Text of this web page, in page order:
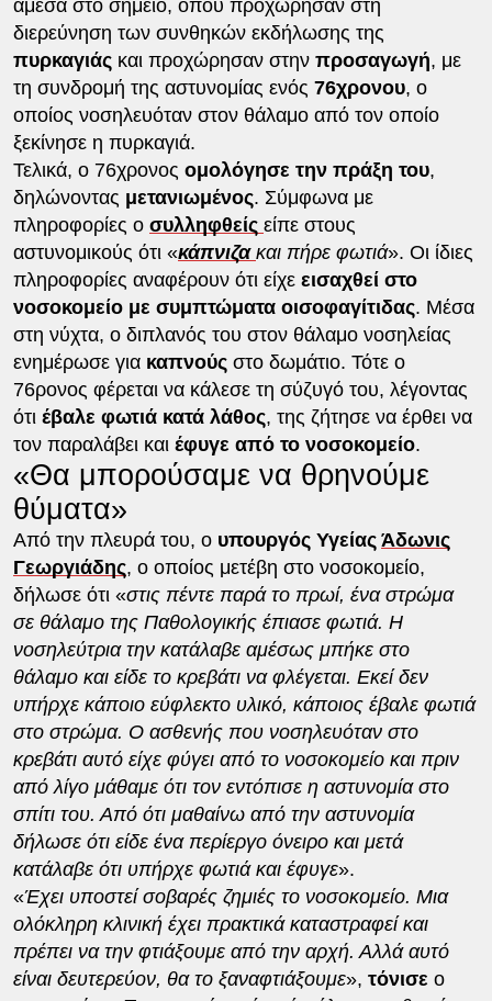
άμεσα στο σημείο, όπου προχώρησαν στη
διερεύνηση των συνθηκών εκδήλωσης της
πυρκαγιάς και προχώρησαν στην προσαγωγή, με
τη συνδρομή της αστυνομίας ενός 76χρονου, ο
οποίος νοσηλευόταν στον θάλαμο από τον οποίο
ξεκίνησε η πυρκαγιά.
Τελικά, ο 76χρονος ομολόγησε την πράξη του,
δηλώνοντας μετανιωμένος. Σύμφωνα με
πληροφορίες ο συλληφθείς είπε στους
αστυνομικούς ότι «κάπνιζα και πήρε φωτιά». Οι ίδιες
πληροφορίες αναφέρουν ότι είχε εισαχθεί στο
νοσοκομείο με συμπτώματα οισοφαγίτιδας. Μέσα
στη νύχτα, ο διπλανός του στον θάλαμο νοσηλείας
ενημέρωσε για καπνούς στο δωμάτιο. Τότε ο
76ρονος φέρεται να κάλεσε τη σύζυγό του, λέγοντας
ότι έβαλε φωτιά κατά λάθος, της ζήτησε να έρθει να
τον παραλάβει και έφυγε από το νοσοκομείο.
«Θα μπορούσαμε να θρηνούμε
θύματα»
Από την πλευρά του, ο υπουργός Υγείας Άδωνις
Γεωργιάδης, ο οποίος μετέβη στο νοσοκομείο,
δήλωσε ότι «στις πέντε παρά το πρωί, ένα στρώμα
σε θάλαμο της Παθολογικής έπιασε φωτιά. Η
νοσηλεύτρια την κατάλαβε αμέσως μπήκε στο
θάλαμο και είδε το κρεβάτι να φλέγεται. Εκεί δεν
υπήρχε κάποιο εύφλεκτο υλικό, κάποιος έβαλε φωτιά
στο στρώμα. Ο ασθενής που νοσηλευόταν στο
κρεβάτι αυτό είχε φύγει από το νοσοκομείο και πριν
από λίγο μάθαμε ότι τον εντόπισε η αστυνομία στο
σπίτι του. Από ότι μαθαίνω από την αστυνομία
δήλωσε ότι είδε ένα περίεργο όνειρο και μετά
κατάλαβε ότι υπήρχε φωτιά και έφυγε».
«Έχει υποστεί σοβαρές ζημιές το νοσοκομείο. Μια
ολόκληρη κλινική έχει πρακτικά καταστραφεί και
πρέπει να την φτιάξουμε από την αρχή. Αλλά αυτό
είναι δευτερεύον, θα το ξαναφτιάξουμε», τόνισε ο